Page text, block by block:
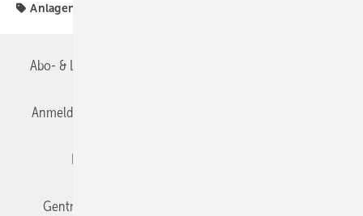
Anlagentechnik
Abo- & Leserservice
Anmelden
Gentner Verlag